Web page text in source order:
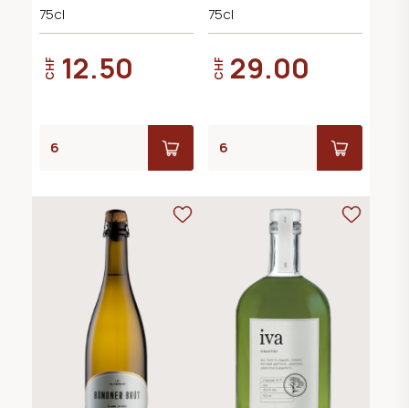
Delizia
75cl
CHF 12.50
75cl
CHF 29.00